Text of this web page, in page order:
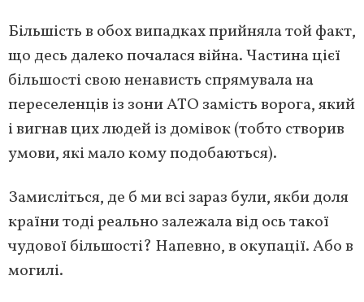
Більшість в обох випадках прийняла той факт,
що десь далеко почалася війна. Частина цієї
більшості свою ненависть спрямувала на
переселенців із зони АТО замість ворога, який
і вигнав цих людей із домівок (тобто створив
умови, які мало кому подобаються).
Замисліться, де б ми всі зараз були, якби доля
країни тоді реально залежала від ось такої
чудової більшості? Напевно, в окупації. Або в
могилі.